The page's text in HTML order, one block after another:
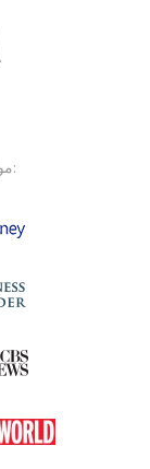
إلى الإنترنت الحقيقي. أخيرًا.
موثوق بها من قبل الشركات، ومنها: